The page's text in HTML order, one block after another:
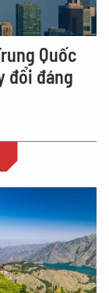
Quốc
đổi đáng